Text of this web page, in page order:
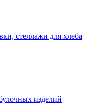
стеллажи для хлеба
изделий